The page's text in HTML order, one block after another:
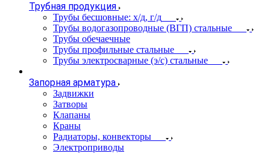
Трубная продукция
Трубы бесшовные: х/д, г/д
Трубы водогазопроводные (ВГП) стальные
Трубы обечаечные
Трубы профильные стальные
Трубы электросварные (э/с) стальные
Запорная арматура
Задвижки
Затворы
Клапаны
Краны
Радиаторы, конвекторы
Электроприводы